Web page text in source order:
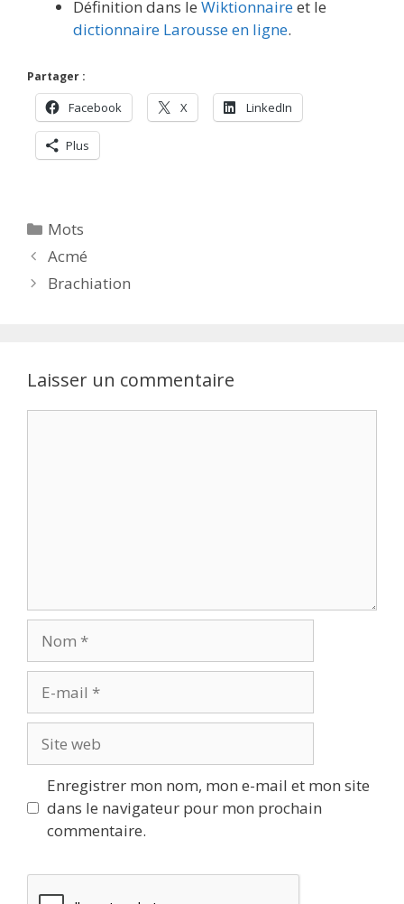
Définition dans le Wiktionnaireet le
dictionnaire Larousse en ligne.
Partager :
Facebook X LinkedIn
Plus
Catégories
Mots
Acmé
Brachiation
Laisser un commentaire
mail
web
Enregistrer mon nom, mon e-mail et mon site
dans le navigateur pour mon prochain
commentaire.